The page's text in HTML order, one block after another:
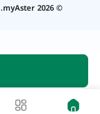
©
2026
myAster.